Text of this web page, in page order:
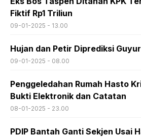
Fiktif Rp1 Triliun
09-01-2025 - 13.00
Hujan dan Petir Diprediksi
09-01-2025 - 08.00
Penggeledahan Rumah Hasto
Bukti Elektronik dan Catatan
08-01-2025 - 23.00
PDIP Bantah Ganti Sekjen Usai